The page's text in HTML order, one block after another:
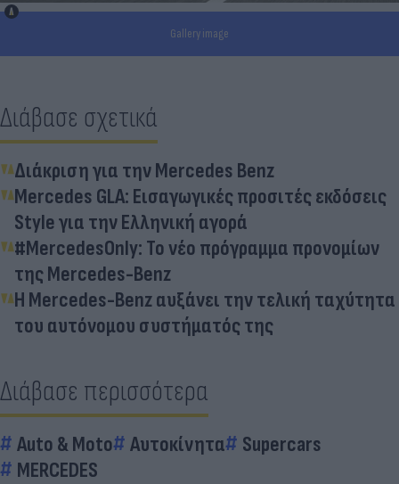
Gallery image
Διάβασε σχετικά
Διάκριση για την Mercedes Benz
Mercedes GLA: Εισαγωγικές προσιτές εκδόσεις
Style για την Ελληνική αγορά
#MercedesOnly: Το νέο πρόγραμμα προνομίων
της Mercedes-Benz
Η Mercedes-Benz αυξάνει την τελική ταχύτητα
του αυτόνομου συστήματός της
Διάβασε περισσότερα
Auto & Moto Αυτοκίνητα
Supercars
MERCEDES